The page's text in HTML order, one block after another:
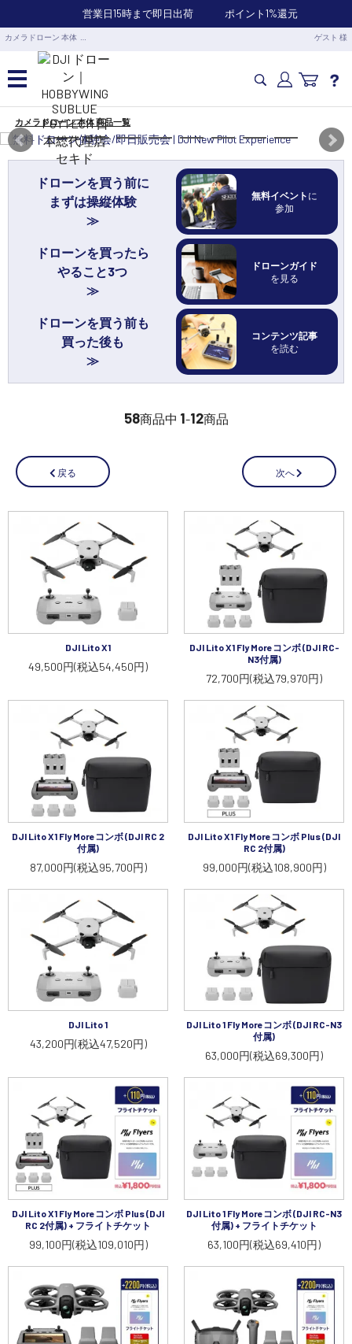
営業日15時まで即日出荷 ポイント1%還元
カメラドローン 本体 … ゲスト 様
カメラドローン・生活家電
業務用ドローン・業務関連製品
水中ドローン(ROV)・水中スクーター
RC・ロボット部品
講習会･国家資格･WEBセミナー
定期配信!
サポート・Q&A / 法人・学生のお客様
取扱店舗一覧
コーポレートサイト
カメラドローン 本体 商品一覧
ドローンを買う前に
まずは操縦体験
無料イベント に
参加
ドローンを買ったら
やること3つ
ドローンガイド
を見る
ドローンを買う前も
買った後も
コンテンツ記事
を読む
58商品中 1-12商品
戻る 次へ
DJI Lito X1
49,500円(税込54,450円)
DJI Lito X1 Fly Moreコンボ (DJI RC-
N3付属)
72,700円(税込79,970円)
DJI Lito X1 Fly Moreコンボ (DJI RC 2
付属)
87,000円(税込95,700円)
DJI Lito X1 Fly Moreコンボ Plus (DJI
RC 2付属)
99,000円(税込108,900円)
DJI Lito 1
43,200円(税込47,520円)
DJI Lito 1 Fly Moreコンボ (DJI RC-N3
付属)
63,000円(税込69,300円)
DJI Lito X1 Fly Moreコンボ Plus (DJI
RC 2付属) + フライトチケット
99,100円(税込109,010円)
DJI Lito 1 Fly Moreコンボ (DJI RC-N3
付属) + フライトチケット
63,100円(税込69,410円)